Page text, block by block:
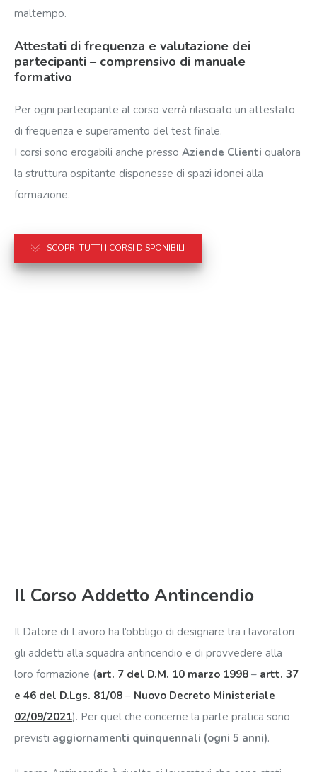
maltempo.
Attestati di frequenza e valutazione dei
partecipanti – comprensivo di manuale
formativo
Per ogni partecipante al corso verrà rilasciato un attestato
di frequenza e superamento del test finale.
I corsi sono erogabili anche presso Aziende Clienti qualora
la struttura ospitante disponesse di spazi idonei alla
formazione.
SCOPRI TUTTI I CORSI DISPONIBILI
Il Corso Addetto Antincendio
Il Datore di Lavoro ha l’obbligo di designare tra i lavoratori
gli addetti alla squadra antincendio e di provvedere alla
loro formazione (art. 7 del D.M. 10 marzo 1998 – artt. 37
e 46 del D.Lgs. 81/08 – Nuovo Decreto Ministeriale
02/09/2021). Per quel che concerne la parte pratica sono
previsti aggiornamenti quinquennali (ogni 5 anni).